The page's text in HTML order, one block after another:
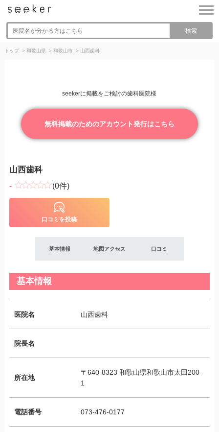
検索
トップ > 和歌山県 > 和歌山市 > 山西歯科
seekerに掲載をご検討の歯科医院様
無料掲載のためのアカウント発行はこちら
山西歯科
- (0件)
口コミを投稿
基本情報 地図アクセス 口コミ
基本情報
医院名 山西歯科
院長名
所在地
〒640-8323 和歌山県和歌山市太田200-
1
電話番号 073-476-0177